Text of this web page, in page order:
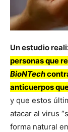
Un estudio
personas que
BioNTech
anticuerpos
y que estos
atacar al virus
forma natural